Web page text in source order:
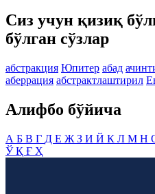
Сиз учун қизиқ
бўлган сўзлар
абстракция Юпитер абад
аберрация абстрактлаштирил
Алифбо бўйича
А Б В Г Д Е Ж З И Й К Л М Н
ЎҚ Ғ Ҳ